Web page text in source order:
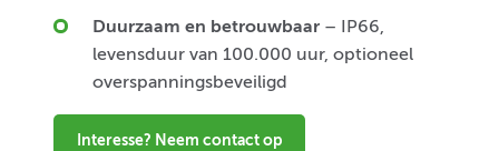
Duurzaam en betrouwbaar – IP66,
levensduur van 100.000 uur, optioneel
overspanningsbeveiligd
Interesse? Neem contact op